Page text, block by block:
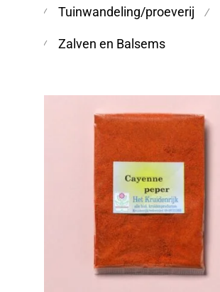
⁄ Tuinwandeling/proeverij ⁄
⁄ Zalven en Balsems